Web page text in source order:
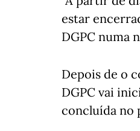
estar
DGPC numa
Depois de o
DGPC vai
concluída no